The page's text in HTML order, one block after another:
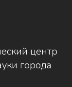
центр
города